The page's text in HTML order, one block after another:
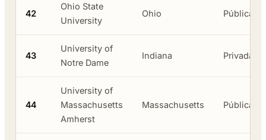
42
Ohio State
University
Ohio Pública
43
University of
Notre Dame
Indiana Privada
44
University of
Massachusetts
Amherst
Massachusetts Pública